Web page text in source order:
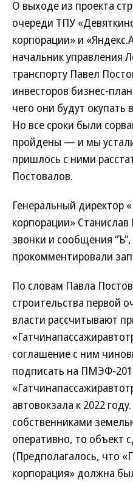
О выходе из проекта
очереди ТПУ
корпорации» и
начальник управления
транспорту Павел
инвесторов бизнес-
чего они будут
Но все сроки были
пройдены — и мы
пришлось с ними
Постовалов.
Генеральный директор
корпорации»
звонки и сообщения
прокомментировали
По словам Павла
строительства первой
власти рассчитывают
соглашение с ним
подписать на ПМЭФ-
автовокзала к 2022
собственниками
оперативно, то объект
(Предполагалось, что
корпорация» должна